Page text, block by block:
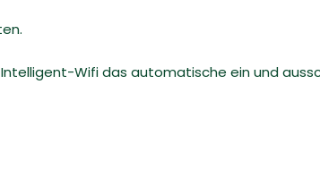
Intelligent-Wifi das automatische ein und